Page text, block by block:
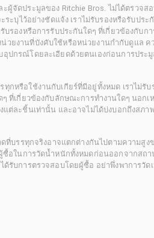
ผู้จัดประมูลของ Ritchie Bros. ไม่ได้ตรวจ
ระบุไว้อย่างชัดแจ้ง เราไม่รับรองหรือรับป
บรองหรือการรับประกันใดๆ ที่เกี่ยวข้องกับ
ยงานที่บังคับใช้หรือหน่วยงานกำกับดูแล คว
ปกรณ์โดยละเอียดด้วยตนเองก่อนการประมู
กหรือใช้งานกับเกียร์ที่มีอยู่ทั้งหมด เราไม่รั
ที่เกี่ยวข้องกับลักษณะการทำงานใดๆ นอกเ
ต่ละชิ้นเท่านั้น และอาจไม่ได้บ่งบอกถึงสภา
ที่บรรทุกจริงอาจแตกต่างกันไปตามความสู
อในการวัดน้ำหนักทั้งหมดก่อนออกจากสถ
รับการตรวจสอบโดยผู้ซื้อ อย่าพึ่งพาการวัด